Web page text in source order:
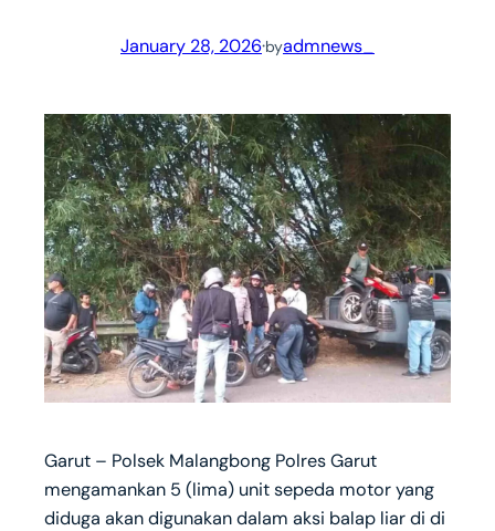
January 28, 2026·byadmnews_
Garut – Polsek Malangbong Polres Garut
mengamankan 5 (lima) unit sepeda motor yang
diduga akan digunakan dalam aksi balap liar di di